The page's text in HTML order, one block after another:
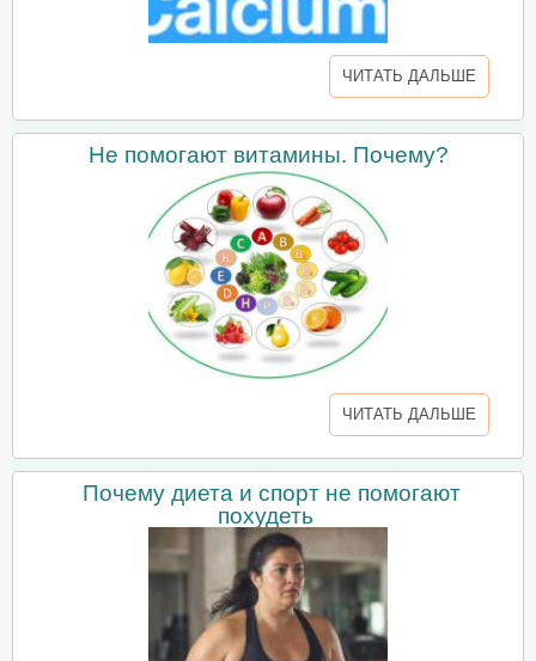
ЧИТАТЬ ДАЛЬШЕ
Не помогают витамины. Почему?
ЧИТАТЬ ДАЛЬШЕ
Почему диета и спорт не помогают
похудеть